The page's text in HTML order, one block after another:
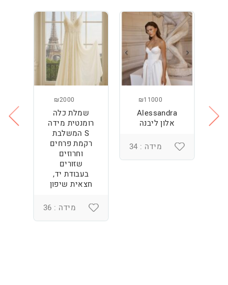
₪11000
Alessandra
אלון ליבנה
מידה : 34
₪2000
שמלת כלה
רומנטית מידה
S המשלבת
רקמת פרחים
וחרוזים
שזורים
בעבודת יד,
חצאית שיפון
מידה : 36